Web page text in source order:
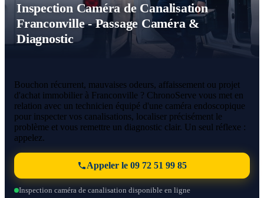
Inspection Caméra de Canalisation
Franconville - Passage Caméra &
Diagnostic
Bouchon récurrent, mauvaises odeurs, affaissement ou projet
d'achat immobilier à Franconville ? ChronoServe vous met en
relation avec un technicien équipé d'une caméra endoscopique
pour inspecter vos canalisations, localiser précisément le
problème et vous remettre un diagnostic clair. Un seul réflexe :
appelez.
Appeler le 09 72 51 99 85
Inspection caméra de canalisation disponible en ligne